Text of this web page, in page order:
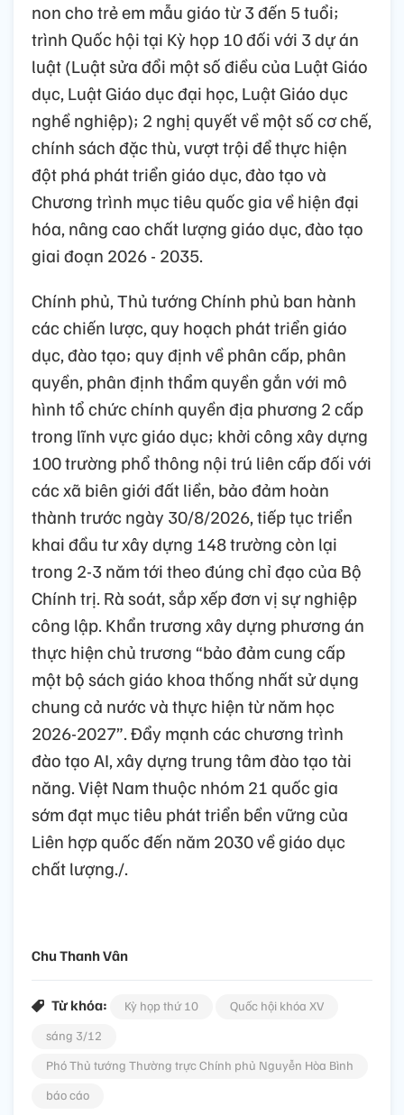
non cho trẻ em mẫu giáo từ 3 đến 5 tuổi;
trình Quốc hội tại Kỳ họp 10 đối với 3 dự án
luật (Luật sửa đổi một số điều của Luật Giáo
dục, Luật Giáo dục đại học, Luật Giáo dục
nghề nghiệp); 2 nghị quyết về một số cơ chế,
chính sách đặc thù, vượt trội để thực hiện
đột phá phát triển giáo dục, đào tạo và
Chương trình mục tiêu quốc gia về hiện đại
hóa, nâng cao chất lượng giáo dục, đào tạo
giai đoạn 2026 - 2035.
Chính phủ, Thủ tướng Chính phủ ban hành
các chiến lược, quy hoạch phát triển giáo
dục, đào tạo; quy định về phân cấp, phân
quyền, phân định thẩm quyền gắn với mô
hình tổ chức chính quyền địa phương 2 cấp
trong lĩnh vực giáo dục; khởi công xây dựng
100 trường phổ thông nội trú liên cấp đối với
các xã biên giới đất liền, bảo đảm hoàn
thành trước ngày 30/8/2026, tiếp tục triển
khai đầu tư xây dựng 148 trường còn lại
trong 2-3 năm tới theo đúng chỉ đạo của Bộ
Chính trị. Rà soát, sắp xếp đơn vị sự nghiệp
công lập. Khẩn trương xây dựng phương án
thực hiện chủ trương “bảo đảm cung cấp
một bộ sách giáo khoa thống nhất sử dụng
chung cả nước và thực hiện từ năm học
2026-2027”. Đẩy mạnh các chương trình
đào tạo AI, xây dựng trung tâm đào tạo tài
năng. Việt Nam thuộc nhóm 21 quốc gia
sớm đạt mục tiêu phát triển bền vững của
Liên hợp quốc đến năm 2030 về giáo dục
chất lượng./.
Chu Thanh Vân
Từ khóa: Kỳ họp thứ 10
Quốc hội khóa XV
sáng 3/12
Phó Thủ tướng Thường trực Chính phủ Nguyễn Hòa Bình
báo cáo